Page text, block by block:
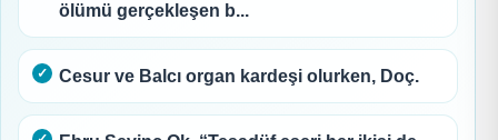
ölümü gerçekleşen b...
Cesur ve Balcı organ kardeşi olurken, Doç.